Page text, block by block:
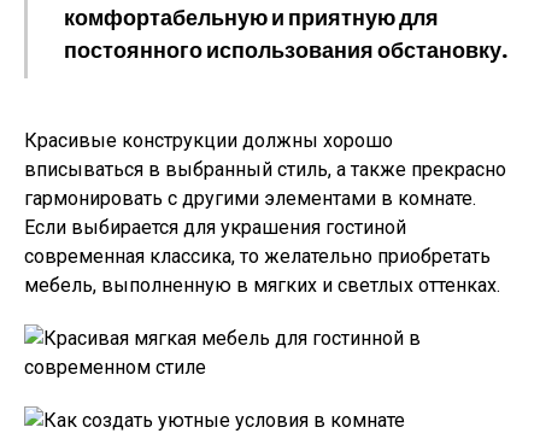
комфортабельную и приятную для
постоянного использования обстановку.
Красивые конструкции должны хорошо
вписываться в выбранный стиль, а также прекрасно
гармонировать с другими элементами в комнате.
Если выбирается для украшения гостиной
современная классика, то желательно приобретать
мебель, выполненную в мягких и светлых оттенках.